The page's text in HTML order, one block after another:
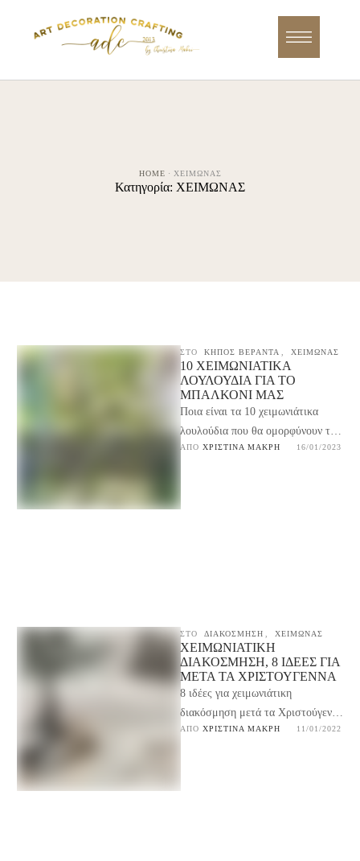
HOME · ΧΕΙΜΩΝΑΣ
Κατηγορία: ΧΕΙΜΩΝΑΣ
ΣΤΟ ΚΗΠΟΣ ΒΕΡΑΝΤΑ ΧΕΙΜΩΝΑΣ
10 ΧΕΙΜΩΝΙΆΤΙΚΑ
ΛΟΥΛΟΎΔΙΑ ΓΙΑ ΤΟ
ΜΠΑΛΚΌΝΙ ΜΑΣ
Ποια είναι τα 10 χειμωνιάτικα
λουλούδια που θα ομορφύνουν το
μπαλκόνι ή τη βεράντα μας;
ΑΠΌ ΧΡΙΣΤΊΝΑ ΜΑΚΡΉ 16/01/2023
ΣΤΟ ΔΙΑΚΟΣΜΗΣΗ ΧΕΙΜΩΝΑΣ
ΧΕΙΜΩΝΙΆΤΙΚΗ
ΔΙΑΚΌΣΜΗΣΗ, 8 ΙΔΈΕΣ ΓΙΑ
ΜΕΤΆ ΤΑ ΧΡΙΣΤΟΎΓΕΝΝΑ
8 ιδέες για χειμωνιάτικη
διακόσμηση μετά τα Χριστούγεννα
και τι μπορείς να κρατήσεις από
ΑΠΌ ΧΡΙΣΤΊΝΑ ΜΑΚΡΉ 11/01/2022